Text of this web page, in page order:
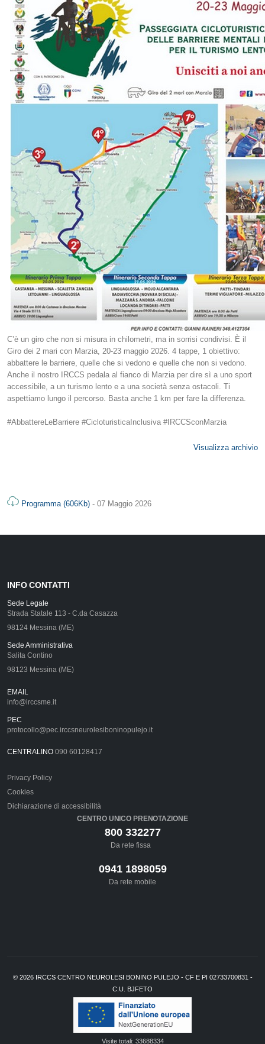
C’è un giro che non si misura in chilometri, ma in sorrisi condivisi. È il
Giro dei 2 mari con Marzia, 20-23 maggio 2026. 4 tappe, 1 obiettivo:
abbattere le barriere, quelle che si vedono e quelle che non si vedono.
Anche il nostro IRCCS pedala al fianco di Marzia per dire sì a uno sport
accessibile, a un turismo lento e a una società senza ostacoli. Ti
aspettiamo lungo il percorso. Basta anche 1 km per fare la differenza.
#AbbattereLeBarriere #CicloturisticaInclusiva #IRCCSconMarzia
Visualizza archivio
Programma (606Kb) - 07 Maggio 2026
INFO CONTATTI
Sede Legale
Strada Statale 113 - C.da Casazza
98124 Messina (ME)
Sede Amministrativa
Salita Contino
98123 Messina (ME)
EMAIL
info@irccsme.it
PEC
protocollo@pec.irccsneurolesiboninopulejo.it
CENTRALINO 090 60128417
Privacy Policy
Cookies
Dichiarazione di accessibilità
CENTRO UNICO PRENOTAZIONE
800 332277
Da rete fissa
0941 1898059
Da rete mobile
© 2026 IRCCS CENTRO NEUROLESI BONINO PULEJO - CF E PI 02733700831 -
C.U. BJFETO
Visite totali: 33688334